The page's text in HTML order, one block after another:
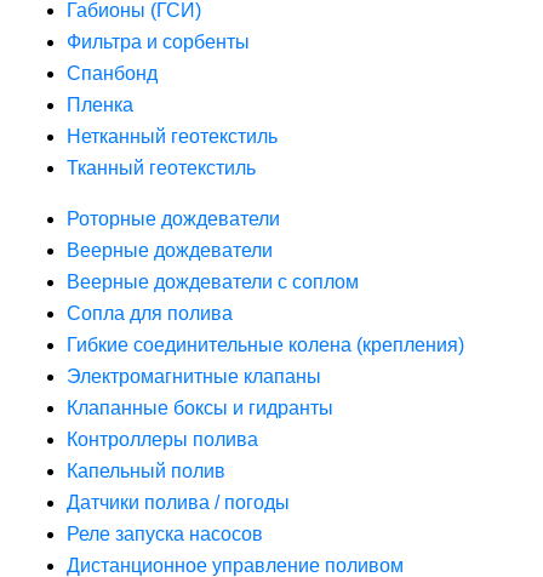
Габионы (ГСИ)
Фильтра и сорбенты
Спанбонд
Пленка
Нетканный геотекстиль
Тканный геотекстиль
Роторные дождеватели
Веерные дождеватели
Веерные дождеватели с соплом
Сопла для полива
Гибкие соединительные колена (крепления)
Электромагнитные клапаны
Клапанные боксы и гидранты
Контроллеры полива
Капельный полив
Датчики полива / погоды
Реле запуска насосов
Дистанционное управление поливом